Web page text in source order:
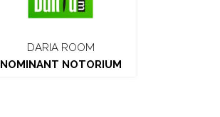
DARIA ROOM
NOMINANT NOTORIUM